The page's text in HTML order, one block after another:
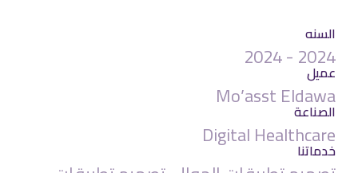
السنه
2024 - 2024
عميل
Mo’asst Eldawa
الصناعة
Digital Healthcare
خدماتنا